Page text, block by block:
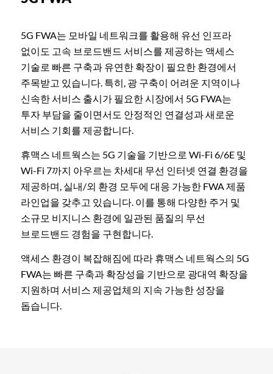
5G FWA는 모바일 네트워크를 활용해 유선 인프라
없이도 고속 브로드밴드 서비스를 제공하는 액세스
기술로 빠른 구축과 유연한 확장이 필요한 환경에서
주목받고 있습니다. 특히, 광 구축이 어려운 지역이나
신속한 서비스 출시가 필요한 시장에서 5G FWA는
투자 부담을 줄이면서도 안정적인 연결성과 새로운
서비스 기회를 제공합니다.
휴맥스 네트웍스는 5G 기술을 기반으로 Wi-Fi 6/6E 및
Wi-Fi 7까지 아우르는 차세대 무선 인터넷 연결 환경을
제공하며, 실내/외 환경 모두에 대응 가능한 FWA 제품
라인업을 갖추고 있습니다. 이를 통해 다양한 주거 및
소규모 비지니스 환경에 일관된 품질의 무선
브로드밴드 경험을 구현합니다.
액세스 환경이 복잡해짐에 따라 휴맥스 네트웍스의 5G
FWA는 빠른 구축과 확장성을 기반으로 광대역 확장을
지원하며 서비스 제공업체의 지속 가능한 성장을
돕습니다.